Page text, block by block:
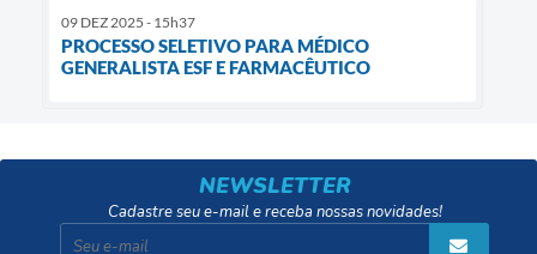
09 DEZ 2025 - 15h37
PROCESSO SELETIVO PARA MÉDICO
GENERALISTA ESF E FARMACÊUTICO
NEWSLETTER
Cadastre seu e-mail e receba nossas novidades!